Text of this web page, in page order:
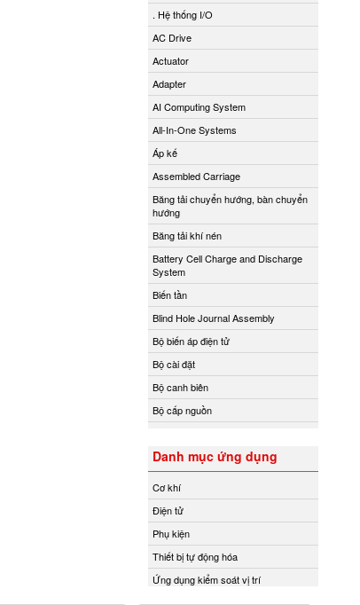
. Hệ thống I/O
AC Drive
Actuator
Adapter
AI Computing System
All-In-One Systems
Áp kế
Assembled Carriage
Băng tải chuyển hướng, bàn chuyển
hướng
Băng tải khí nén
Battery Cell Charge and Discharge
System
Biến tần
Blind Hole Journal Assembly
Bộ biến áp điện tử
Bộ cài đặt
Bộ canh biên
Bộ cấp nguồn
Bộ chuyển đổi áp suất
Bộ chuyển đổi tín hiệu
Bộ chuyển mạch
Bộ chuyển mạch ống
Bộ điều chỉnh áp suất và điều tốc
Danh mục ứng dụng
Cơ khí
Điện tử
Phụ kiện
Thiết bị tự động hóa
Ứng dụng kiểm soát vị trí